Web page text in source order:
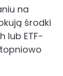
na
środki
lub ETF-